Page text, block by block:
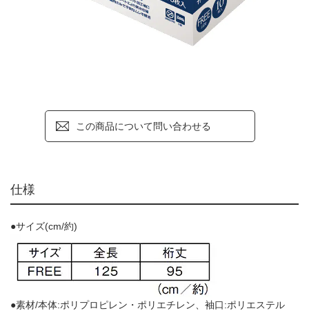
この商品について問い合わせる
仕様
●サイズ(cm/約)
●素材/本体:ポリプロピレン・ポリエチレン、袖口:ポリエステル